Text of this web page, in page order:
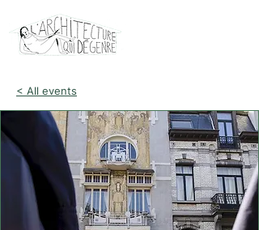
< All events